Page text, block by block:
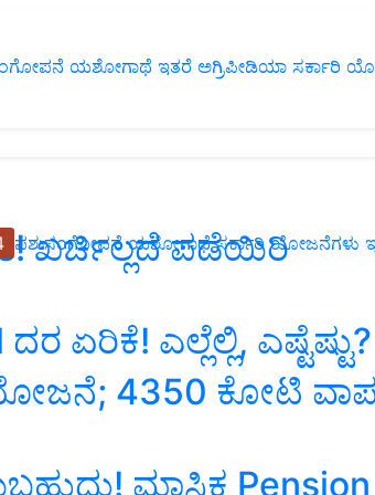
ಯಶೋಗಾಥೆ ಇತರೆ ಅಗ್ರಿಪೀಡಿಯಾ ಸರ್ಕಾರಿ
ಪಶುಸಂಗೋಪನೆ ಯಶೋಗಾಥೆ ಸರ್ಕಾರಿ ಯೋಜನೆಗಳು
ಖರ್ಚಿಲ್ಲದೆ ಪಡೆಯಿರಿ
ಏರಿಕೆ! ಎಲ್ಲೆಲ್ಲಿ, ಎಷ್ಟೆಷ್ಟು?
4350 ಕೋಟಿ
ಮಾಸಿಕ Pension